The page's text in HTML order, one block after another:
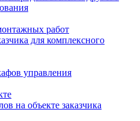
работ
для комплексного
управления
на объекте заказчика